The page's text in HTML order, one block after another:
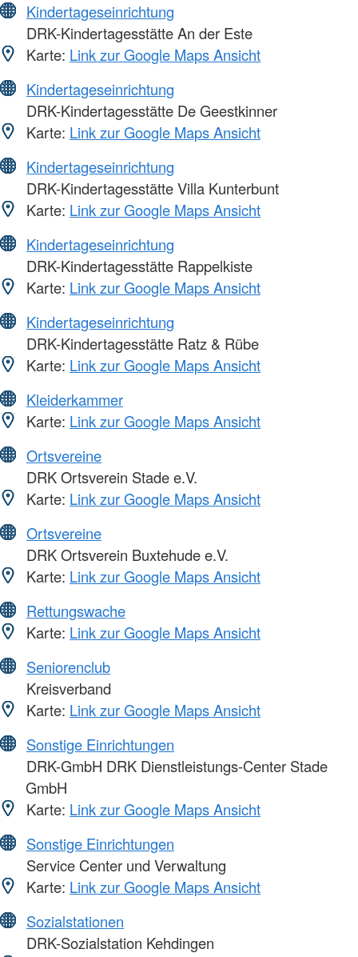
Kindertageseinrichtung
DRK-Kindertagesstätte An der Este
Karte: Link zur Google Maps Ansicht
Kindertageseinrichtung
DRK-Kindertagesstätte De Geestkinner
Karte: Link zur Google Maps Ansicht
Kindertageseinrichtung
DRK-Kindertagesstätte Villa Kunterbunt
Karte: Link zur Google Maps Ansicht
Kindertageseinrichtung
DRK-Kindertagesstätte Rappelkiste
Karte: Link zur Google Maps Ansicht
Kindertageseinrichtung
DRK-Kindertagesstätte Ratz & Rübe
Karte: Link zur Google Maps Ansicht
Kleiderkammer
Karte: Link zur Google Maps Ansicht
Ortsvereine
DRK Ortsverein Stade e.V.
Karte: Link zur Google Maps Ansicht
Ortsvereine
DRK Ortsverein Buxtehude e.V.
Karte: Link zur Google Maps Ansicht
Rettungswache
Karte: Link zur Google Maps Ansicht
Seniorenclub
Kreisverband
Karte: Link zur Google Maps Ansicht
Sonstige Einrichtungen
DRK-GmbH DRK Dienstleistungs-Center Stade
GmbH
Karte: Link zur Google Maps Ansicht
Sonstige Einrichtungen
Service Center und Verwaltung
Karte: Link zur Google Maps Ansicht
Sozialstationen
DRK-Sozialstation Kehdingen